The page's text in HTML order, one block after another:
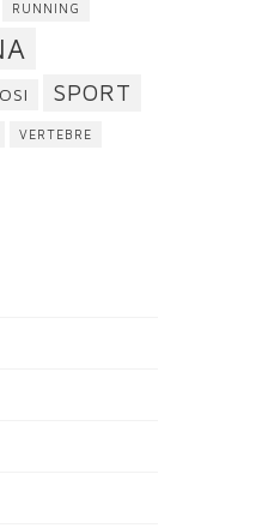
RUNNING
SPORT
VERTEBRE